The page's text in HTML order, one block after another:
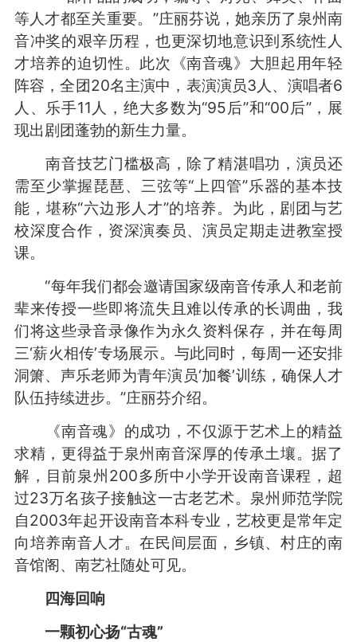
等人才都至关重要。”庄丽芬说，她亲历了泉州南
音冲奖的艰辛历程，也更深切地意识到系统性人
才培养的迫切性。此次《南音魂》大胆起用年轻
阵容，全团20名主演中，表演演员3人、演唱者6
人、乐手11人，绝大多数为“95后”和“00后”，展
现出剧团蓬勃的新生力量。
南音技艺门槛极高，除了精湛唱功，演员还
需至少掌握琵琶、三弦等“上四管”乐器的基本技
能，堪称“六边形人才”的培养。为此，剧团与艺
校深度合作，资深演奏员、演员定期走进教室授
课。
“每年我们都会邀请国家级南音传承人和老前
辈来传授一些即将流失且难以传承的长调曲，我
们将这些录音录像作为永久资料保存，并在每周
三‘薪火相传’专场展示。与此同时，每周一还安排
洞箫、声乐老师为青年演员‘加餐’训练，确保人才
队伍持续进步。”庄丽芬介绍。
《南音魂》的成功，不仅源于艺术上的精益
求精，更得益于泉州南音深厚的传承土壤。据了
解，目前泉州200多所中小学开设南音课程，超
过23万名孩子接触这一古老艺术。泉州师范学院
自2003年起开设南音本科专业，艺校更是常年定
向培养南音人才。在民间层面，乡镇、村庄的南
音馆阁、南艺社随处可见。
四海回响
一颗初心扬“古魂”